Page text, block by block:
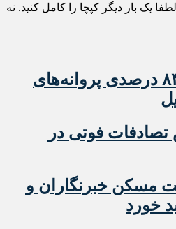
یک بار دیگر کپچا را کامل کنید. نه
رشد ۸۳ درصدی پروانه‌های
فوتی در
مسکن خبرنگاران و
خورد